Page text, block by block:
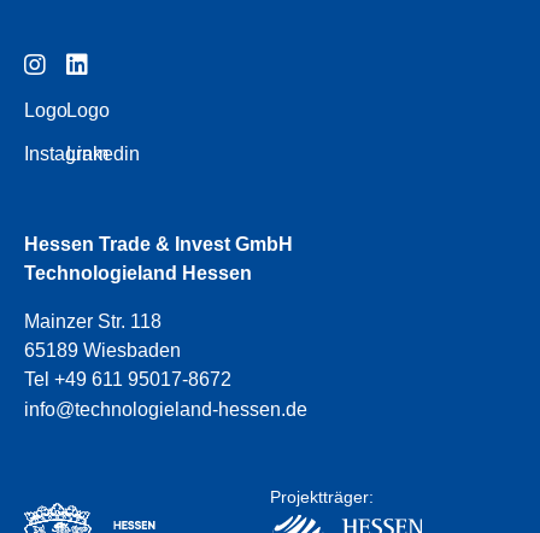
Logo
Instagram
Logo
Linkedin
Hessen Trade & Invest GmbH
Technologieland Hessen
Mainzer Str. 118
65189 Wiesbaden
Tel +49 611 95017-8672
info@technologieland-hessen.de
Projektträger: